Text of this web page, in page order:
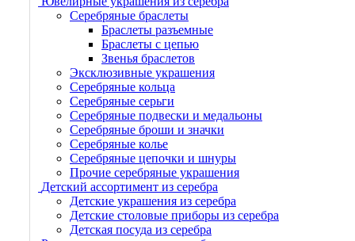
Серебряные браслеты
Браслеты разъемные
Браслеты с цепью
Звенья браслетов
Эксклюзивные украшения
Серебряные кольца
Серебряные серьги
Серебряные подвески и медальоны
Серебряные броши и значки
Серебряные колье
Серебряные цепочки и шнуры
Прочие серебряные украшения
Детский ассортимент из серебра
Детские украшения из серебра
Детские столовые приборы из серебра
Детская посуда из серебра